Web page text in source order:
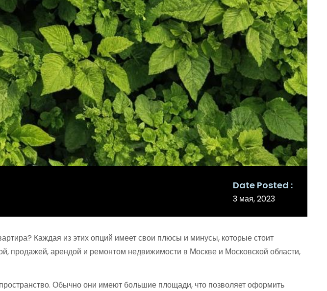
Date Posted
3 мая, 2023
Каждая из этих опций имеет свои плюсы и минусы, которые стоит
продажей, арендой и ремонтом недвижимости в Москве и Московской области,
Обычно они имеют большие площади, что позволяет оформить